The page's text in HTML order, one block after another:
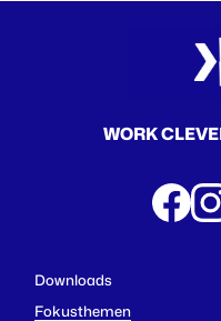
WORK
Downloads
Fokusthemen